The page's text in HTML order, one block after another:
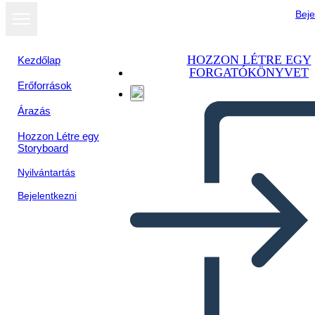
Kezdőlap
Erőforrások
Árazás
Hozzon Létre egy
Storyboard
Nyilvántartás
Bejelentkezni
HOZZON LÉTRE EGY
FORGATÓKÖNYVET